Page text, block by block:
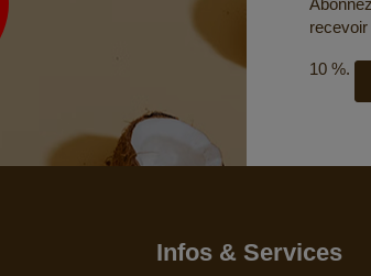
10 %.
Infos & Services